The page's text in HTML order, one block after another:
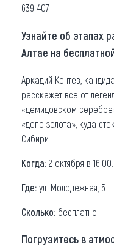
639-407.
Узнайте об этапах
Алтае на
Аркадий Контев,
расскажет все от
«демидовском
«депо золота», куда
Сибири.
Когда: 2 октября в 16:00.
Где: ул. Молодежная, 5.
Сколько: бесплатно.
Погрузитесь в